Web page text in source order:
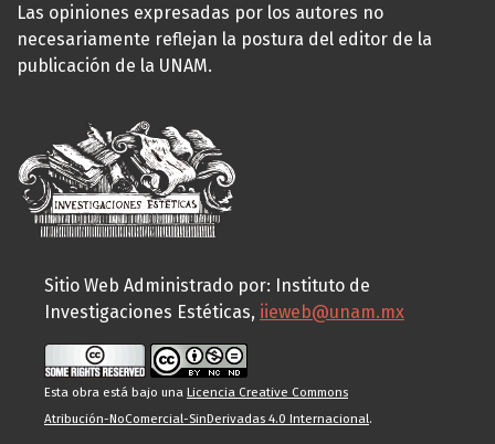
Las opiniones expresadas por los autores no
necesariamente reflejan la postura del editor de la
publicación de la UNAM.
Sitio Web Administrado por: Instituto de
Investigaciones Estéticas, iieweb@unam.mx
Esta obra está bajo una Licencia Creative Commons
Atribución-NoComercial-SinDerivadas 4.0 Internacional.